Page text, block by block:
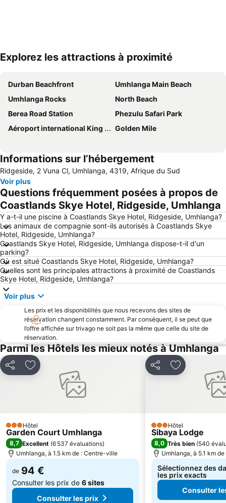
Explorez les attractions à proximité
Durban Beachfront
Umhlanga Main Beach
Umhlanga Rocks
North Beach
Berea Road Station
Phezulu Safari Park
Aéroport international King Shaka
Golden Mile
Informations sur l’hébergement
Ridgeside, 2 Vuna Cl, Umhlanga, 4319, Afrique du Sud
Voir plus
Questions fréquemment posées à propos de
Coastlands Skye Hotel, Ridgeside, Umhlanga
Y a-t-il une piscine à Coastlands Skye Hotel, Ridgeside, Umhlanga?
Les animaux de compagnie sont-ils autorisés à Coastlands Skye
Hotel, Ridgeside, Umhlanga?
Coastlands Skye Hotel, Ridgeside, Umhlanga dispose-t-il d'un
parking?
Où est situé Coastlands Skye Hotel, Ridgeside, Umhlanga?
Quelles sont les principales attractions à proximité de Coastlands
Skye Hotel, Ridgeside, Umhlanga?
Voir plus
Les prix et les disponibilités que nous recevons des sites de
réservation changent constamment. Par conséquent, il se peut que
l’offre affichée sur trivago ne soit pas la même que celle du site de
réservation.
Parmi les Hôtels les mieux notés à Umhlanga
PartagerAjouter à mes favoris
3 Étoiles
Hôtel
Garden Court Umhlanga
8,7 Excellent (6 537 évaluations)
Umhlanga, à 1.5 km de : Centre-ville
de 94 €
Consulter les prix de 6 sites
Consulter les prix
PartagerAjouter à
3 Étoiles
Hôtel
Sibaya Lodge
8,0 Très bien (540
Umhlanga, à 5.1 km
Sélectionnez des
les prix exacts
Consulter